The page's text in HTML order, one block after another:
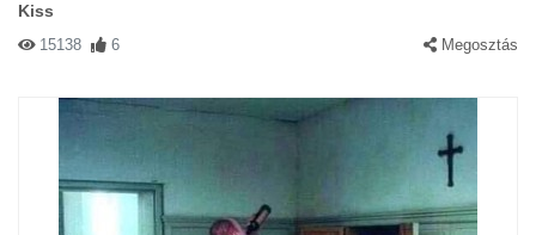
Kiss
15138 6 Megosztás